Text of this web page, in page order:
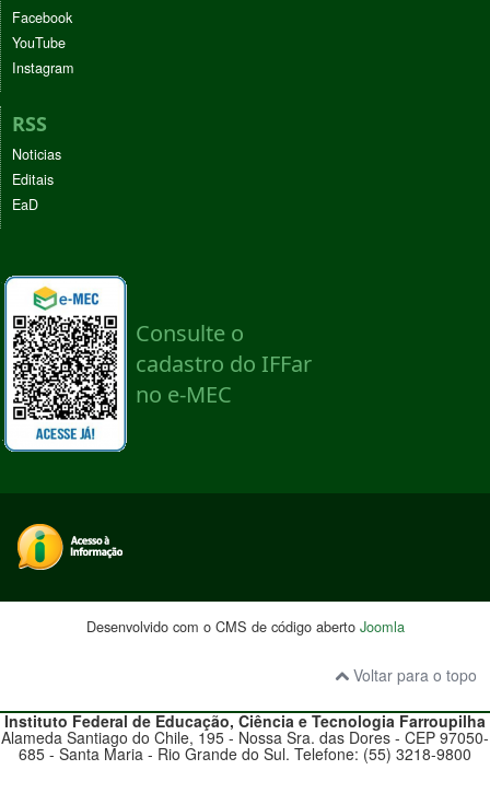
Facebook
YouTube
Instagram
RSS
Noticias
Editais
EaD
Desenvolvido com o CMS de código aberto Joomla
Voltar para o topo
Instituto Federal de Educação, Ciência e TecnologiaFarroupilha
Alameda Santiago do Chile, 195 - Nossa Sra. das Dores - CEP 97050-
685 - Santa Maria - Rio Grande do Sul. Telefone: (55) 3218-9800